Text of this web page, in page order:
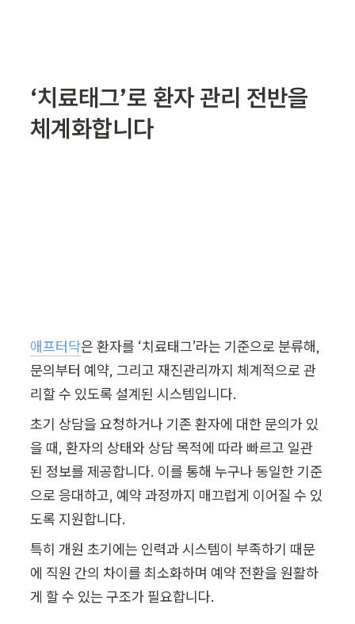
‘치료태그’로 환자 관리 전반을
체계화합니다
애프터닥은 환자를 ‘치료태그’라는 기준으로 분류해,
문의부터 예약, 그리고 재진관리까지 체계적으로 관
리할 수 있도록 설계된 시스템입니다.
초기 상담을 요청하거나 기존 환자에 대한 문의가 있
을 때, 환자의 상태와 상담 목적에 따라 빠르고 일관
된 정보를 제공합니다. 이를 통해 누구나 동일한 기준
으로 응대하고, 예약 과정까지 매끄럽게 이어질 수 있
도록 지원합니다.
특히 개원 초기에는 인력과 시스템이 부족하기 때문
에 직원 간의 차이를 최소화하며 예약 전환을 원활하
게 할 수 있는 구조가 필요합니다.